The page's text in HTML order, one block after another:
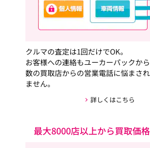
クルマの査定は1回だけでOK。
お客様への連絡もユーカーパックか
数の買取店からの営業電話に悩まさ
ません。
詳しくはこちら
最大8000店以上から買取価